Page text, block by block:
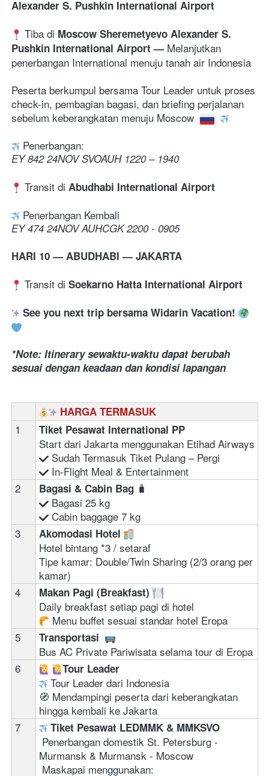
Alexander S. Pushkin International Airport
Tiba di Moscow Sheremetyevo Alexander S.
Pushkin International Airport — Melanjutkan
penerbangan International menuju tanah air Indonesia
Peserta berkumpul bersama Tour Leader untuk proses
check-in, pembagian bagasi, dan briefing perjalanan
sebelum keberangkatan menuju Moscow
Penerbangan:
EY 842 24NOV SVOAUH 1220 – 1940
Transit di Abudhabi International Airport
Penerbangan Kembali
EY 474 24NOV AUHCGK 2200 - 0905
HARI 10 — ABUDHABI — JAKARTA
Transit di Soekarno Hatta International Airport
See you next trip bersama Widarin Vacation!
*Note: Itinerary sewaktu-waktu dapat berubah
sesuai dengan keadaan dan kondisi lapangan
HARGA TERMASUK
1 Tiket Pesawat International PP
Start dari Jakarta menggunakan Etihad Airways
Sudah Termasuk Tiket Pulang – Pergi
In-Flight Meal & Entertainment
2
Bagasi & Cabin Bag 🧳
Bagasi 25 kg
Cabin baggage 7 kg
3
Akomodasi Hotel
Hotel bintang *3 / setaraf
Tipe kamar: Double/Twin Sharing (2/3 orang per
kamar)
4
Makan Pagi (Breakfast)
Daily breakfast setiap pagi di hotel
Menu buffet sesuai standar hotel Eropa
5
Transportasi
Bus AC Private Pariwisata selama tour di Eropa
6
Tour Leader
Tour Leader dari Indonesia
🧭 Mendampingi peserta dari keberangkatan
hingga kembali ke Jakarta
7
Tiket Pesawat LEDMMK & MMKSVO
Murmansk & Murmansk - Moscow